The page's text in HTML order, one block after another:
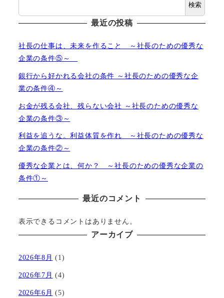
検索
最近の投稿
社長の仕事は、未来を作ること ～社長のための優秀な
企業の条件⑤～
銀行から好かれる会社の条件 ～社長のための優秀な企
業の条件④～
お金が残る会社、残らない会社 ～社長のための優秀な
企業の条件③～
利益を追うな。利益体質を作れ ～社長のための優秀な
企業の条件②～
優秀な企業とは、何か？ ～社長のための優秀な企業の
条件①～
最近のコメント
表示できるコメントはありません。
アーカイブ
2026年8月 (1)
2026年7月 (4)
2026年6月 (5)